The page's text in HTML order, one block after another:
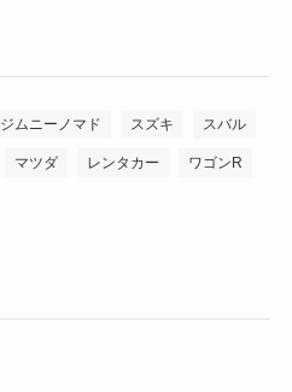
ジムニーノマド スズキ スバル
マツダ レンタカー ワゴンR